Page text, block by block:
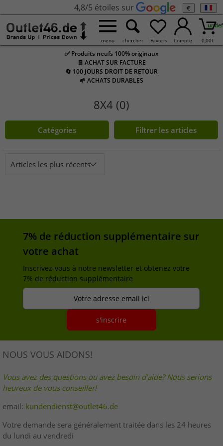
4,8/5 étoiles sur €
menu chercher Favoris Compte 0,00€
✅ Produits neufs 100% originaux
🧾 ACHAT SUR FACTURE
🔄 100 JOURS DROIT DE RETOUR
🌱 ACHATS DURABLES
8X4 (0)
Catégories Filtrer les articles
Articles les plus récents
7% de réduction supplémentaire sur
votre achat
Inscrivez-vous à notre newsletter et obtenez votre
7% de réduction supplémentaire
Votre adresse email ici
s'inscrire
NOUS VOUS AIDONS!
Vous avez des questions ou avez besoin d'aide? Nous serions
heureux de vous conseiller!
email: kundendienst@outlet46.de
Votre demande sera généralement traitée dans les 24 heures
du lundi au vendredi